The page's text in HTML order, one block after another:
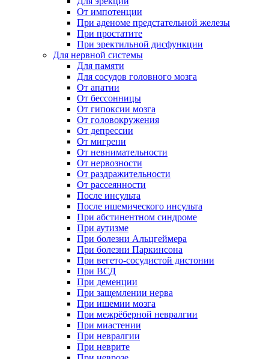
От импотенции
При аденоме предстательной железы
При простатите
При эректильной дисфункции
Для нервной системы
Для памяти
Для сосудов головного мозга
От апатии
От бессонницы
От гипоксии мозга
От головокружения
От депрессии
От мигрени
От невнимательности
От нервозности
От раздражительности
От рассеянности
После инсульта
После ишемического инсульта
При абстинентном синдроме
При аутизме
При болезни Альцгеймера
При болезни Паркинсона
При вегето-сосудистой дистонии
При ВСД
При деменции
При защемлении нерва
При ишемии мозга
При межрёберной невралгии
При миастении
При невралгии
При неврите